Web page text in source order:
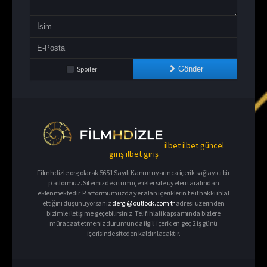
Spoiler Gönder
ilbetilbet güncel
girişilbet giriş
Filmhdizle.org olarak 5651 Sayılı Kanun uyarınca içerik sağlayıcı bir
platformuz. Sitemizdeki tüm içerikler site üyeleri tarafından
eklenmektedir. Platformumuzda yer alan içeriklerin telif hakkı ihlal
ettiğini düşünüyorsanızdergi@outlook.com.tr adresi üzerinden
bizimle iletişime geçebilirsiniz. Telif ihlali kapsamında bizlere
müracaat etmeniz durumunda ilgili içerik en geç 2 iş günü
içerisinde siteden kaldırılacaktır.